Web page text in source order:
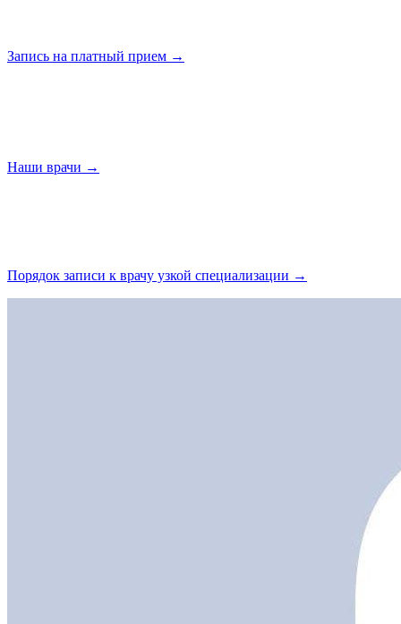
Запись на платный прием →
Наши врачи →
Порядок записи к врачу узкой специализации →